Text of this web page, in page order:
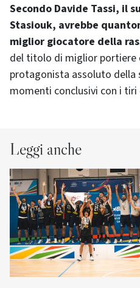
Secondo Davide Tassi, il
Stasiouk, avrebbe
miglior giocatore della
del titolo di miglior portiere
protagonista assoluto
momenti conclusivi con i tiri
Leggi anche